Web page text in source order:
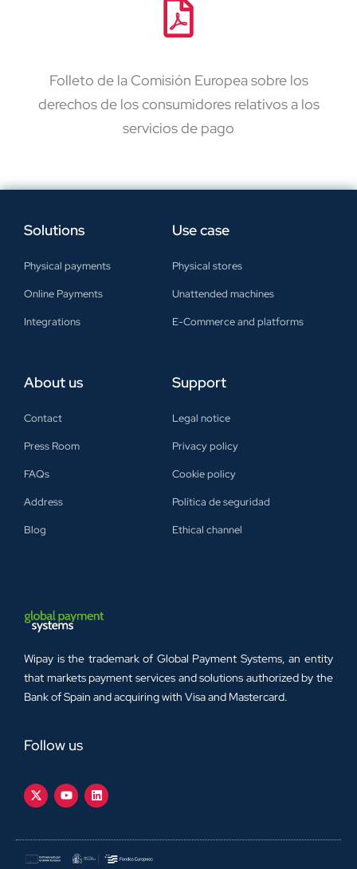
Folleto de la Comisión Europea sobre los
derechos de los consumidores relativos a los
servicios de pago
Solutions
Physical payments
Online Payments
Integrations
Use case
Physical stores
Unattended machines
E-Commerce and platforms
About us
Contact
Press Room
FAQs
Address
Blog
Support
Legal notice
Privacy policy
Cookie policy
Política de seguridad
Ethical channel
Wipay is the trademark of Global Payment Systems, an entity
that markets payment services and solutions authorized by the
Bank of Spain and acquiring with Visa and Mastercard.
Follow us